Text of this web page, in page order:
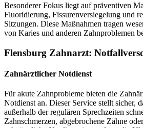
Besonderer Fokus liegt auf präventiven
Fluoridierung, Fissurenversiegelung und
Sitzungen. Diese Maßnahmen tragen
von Karies und anderen Zahnproblemen
Flensburg Zahnarzt:
Zahnärztlicher Notdienst
Für akute Zahnprobleme bieten die
Notdienst an. Dieser Service stellt sicher,
außerhalb der regulären Sprechzeiten
Zahnschmerzen, abgebrochene Zähne